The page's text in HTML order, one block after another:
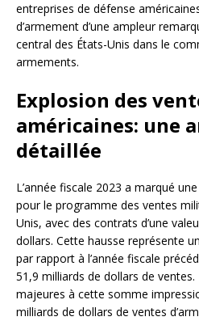
entreprises de défense
d’armement d’une ampleur
central des États-Unis dans le
armements.
Explosion des
américaines: une
détaillée
L’année fiscale 2023 a marqué
pour le programme des ventes
Unis, avec des contrats d’une
dollars. Cette hausse représente
par rapport à l’année fiscale
51,9 milliards de dollars de
majeures à cette somme
milliards de dollars de ventes